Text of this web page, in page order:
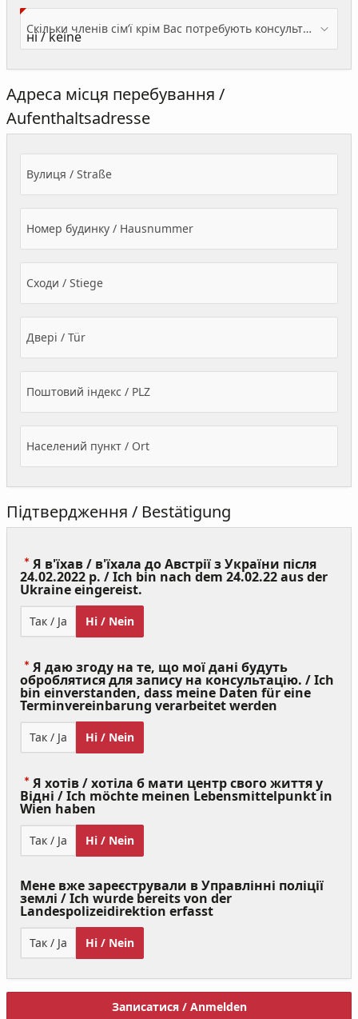
Скільки членів сім’ї крім Вас потребують консультації? / Wieviele Familienmitglieder brauchen Beratung - zusätzlich zu Ihnen?
Адреса місця перебування /
Aufenthaltsadresse
Вулиця / Straße
Номер будинку / Hausnummer
Сходи / Stiege
Двері / Tür
Поштовий індекс / PLZ
Населений пункт / Ort
Підтвердження / Bestätigung
Я в'їхав / в'їхала до Австрії з України після
24.02.2022 р. / Ich bin nach dem 24.02.22 aus der
Ukraine eingereist.
Required)
Так / Ja Ні / Nein
Я даю згоду на те, що мої дані будуть
оброблятися для запису на консультацію. / Ich
bin einverstanden, dass meine Daten für eine
Terminvereinbarung verarbeitet werden
Так / Ja Ні / Nein
Я хотів / хотіла б мати центр свого життя у
Відні / Ich möchte meinen Lebensmittelpunkt in
Wien haben
Required)
Так / Ja Ні / Nein
Мене вже зареєстрували в Управлінні поліції
землі / Ich wurde bereits von der
Landespolizeidirektion erfasst
Так / Ja Ні / Nein
Записатися / Anmelden